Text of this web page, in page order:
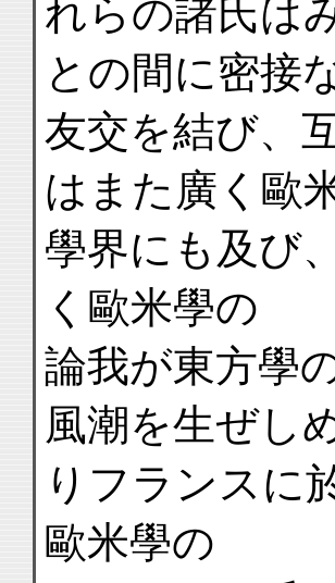
れらの諸氏は
との間に密接
友交を結び、
はまた廣く歐
學界にも及び
く歐米學の
論我が東方學
風潮を生ぜし
りフランスに
歐米學の